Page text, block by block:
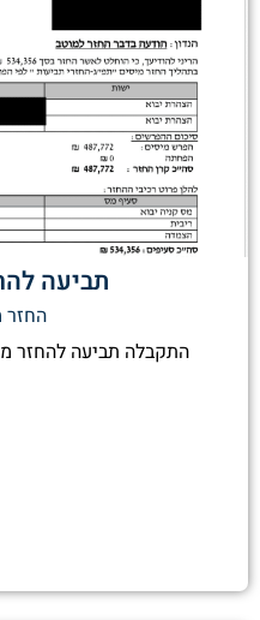
תביעה
החזר
התקבלה תביעה להחזר מס קניה